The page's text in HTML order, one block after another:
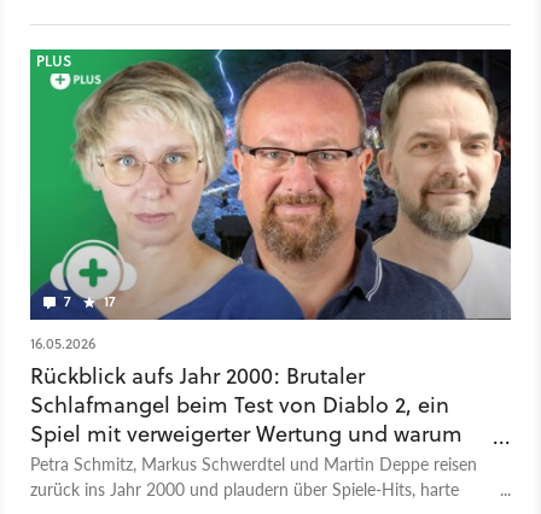
7 17
PLUS
16.05.2026
Rückblick aufs Jahr 2000: Brutaler
Schlafmangel beim Test von Diablo 2, ein
Spiel mit verweigerter Wertung und warum
Die Sims als »Toilettenspiel« galt - Plus
Podcast
Petra Schmitz, Markus Schwerdtel und Martin Deppe reisen
zurück ins Jahr 2000 und plaudern über Spiele-Hits, harte